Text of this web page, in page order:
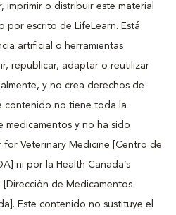
imprimir o distribuir este material
por escrito de LifeLearn. Está
artificial o herramientas
republicar, adaptar o reutilizar
y no crea derechos de
contenido no tiene toda la
medicamentos y no ha sido
for Veterinary Medicine [Centro de
ni por la Health Canada’s
de Medicamentos
Este contenido no sustituye el